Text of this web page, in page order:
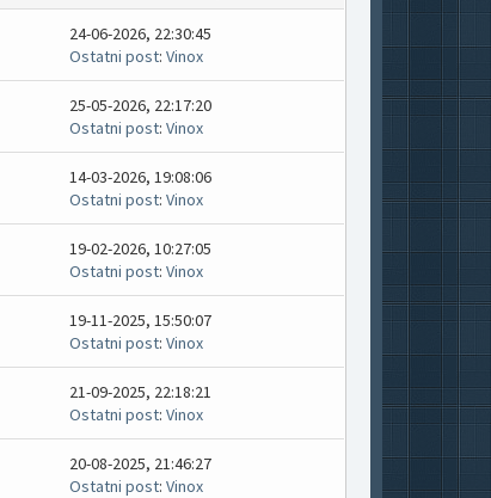
24-06-2026, 22:30:45
Ostatni post: Vinox
25-05-2026, 22:17:20
Ostatni post: Vinox
14-03-2026, 19:08:06
Ostatni post: Vinox
19-02-2026, 10:27:05
Ostatni post: Vinox
19-11-2025, 15:50:07
Ostatni post: Vinox
21-09-2025, 22:18:21
Ostatni post: Vinox
20-08-2025, 21:46:27
Ostatni post: Vinox